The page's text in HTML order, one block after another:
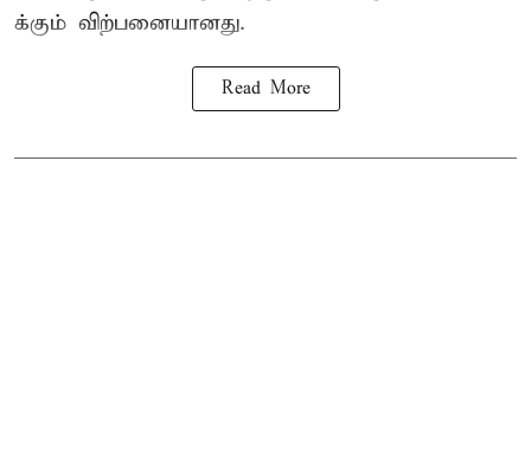
க்கும் விற்பனையானது.
Read More